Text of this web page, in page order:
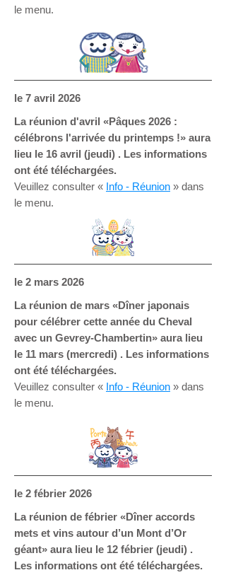
le menu.
le 7 avril 2026
La réunion d'avril «Pâques 2026 :
célébrons l'arrivée du printemps !» aura
lieu le 16 avril (jeudi) . Les informations
ont été téléchargées.
Veuillez consulter « Info - Réunion » dans
le menu.
le 2 mars 2026
La réunion de mars «Dîner japonais
pour célébrer cette année du Cheval
avec un Gevrey-Chambertin» aura lieu
le 11 mars (mercredi) . Les informations
ont été téléchargées.
Veuillez consulter « Info - Réunion » dans
le menu.
le 2 fébrier 2026
La réunion de fébrier «Dîner accords
mets et vins autour d’un Mont d’Or
géant» aura lieu le 12 fébrier (jeudi) .
Les informations ont été téléchargées.